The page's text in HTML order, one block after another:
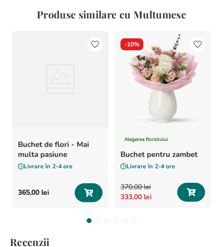
Produse similare cu Multumesc
Buchet de flori - Mai
multa pasiune
Livrare în 2-4 ore
365,00 lei
-10%
Alegerea floristului
Buchet pentru zambet
Livrare în 2-4 ore
370,00 lei
333,00 lei
Recenzii